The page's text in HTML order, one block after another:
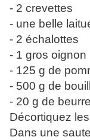
- 2 crevettes
- une belle
- 2 échalottes
- 1 gros oignon
- 125 g de
- 500 g de
- 20 g de beurre
Décortiquez
Dans une